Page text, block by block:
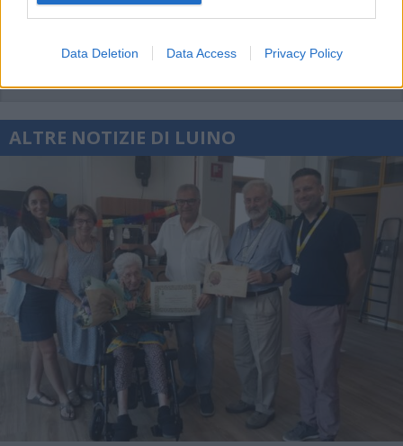
Data Deletion Data Access Privacy Policy
ALTRE NOTIZIE DI LUINO